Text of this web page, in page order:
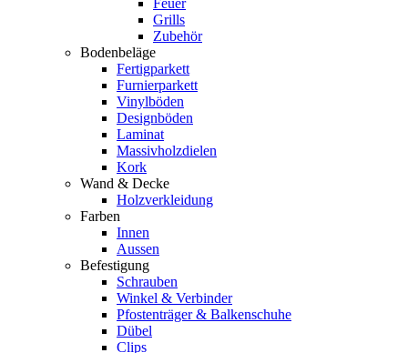
Grills
Zubehör
Bodenbeläge
Fertigparkett
Furnierparkett
Vinylböden
Designböden
Laminat
Massivholzdielen
Kork
Wand & Decke
Holzverkleidung
Farben
Innen
Aussen
Befestigung
Schrauben
Winkel & Verbinder
Pfostenträger & Balkenschuhe
Dübel
Clips